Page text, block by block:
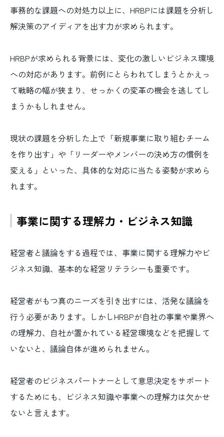
事務的な課題への対処力以上に、HRBPには課題を分析し
解決策のアイディアを出す力が求められます。
HRBPが求められる背景には、変化の激しいビジネス環境
への対応があります。前例にとらわれてしまうとかえっ
て戦略の幅が狭まり、せっかくの変革の機会を逃してし
まうかもしれません。
現状の課題を分析した上で「新規事業に取り組むチーム
を作り出す」や「リーダーやメンバーの決め方の慣例を
変える」といった、具体的な対応に当たる姿勢が求めら
れます。
事業に関する理解力・ビジネス知識
経営者と議論をする過程では、事業に関する理解力やビ
ジネス知識、基本的な経営リテラシーも重要です。
経営者がもつ真のニーズを引き出すには、活発な議論を
行う必要があります。しかしHRBPが自社の事業や業界へ
の理解力、自社が置かれている経営環境などを把握して
いないと、議論自体が進められません。
経営者のビジネスパートナーとして意思決定をサポート
するためにも、ビジネス知識や事業への理解力は欠かせ
ないと言えます。